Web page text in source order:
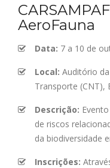
AeroFauna
Data: 7 a 10 de
Local: Auditório
Transporte (CNT),
Descrição:
de riscos
da biodiversidade
Inscrições: